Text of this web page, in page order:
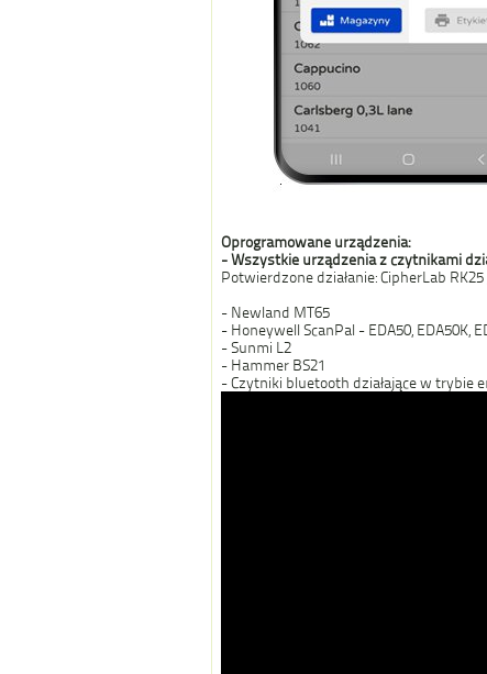
Oprogramowane urządzenia:
- Wszystkie urządzenia z czytnikami
Potwierdzone działanie: CipherLab
- Newland MT65
- Honeywell ScanPal - EDA50, EDA50K,
- Sunmi L2
- Hammer BS21
- Czytniki bluetooth działające w trybie